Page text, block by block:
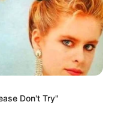
у цистерні
цигарок
млн грн.
Don't Try"